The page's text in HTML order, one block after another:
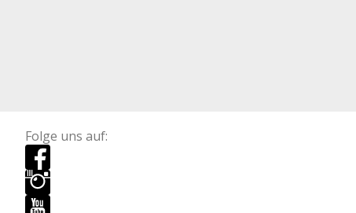
Folge uns auf: